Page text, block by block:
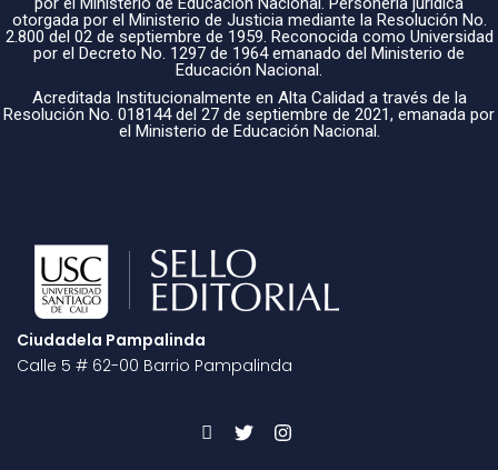
otorgada por el Ministerio de Justicia mediante la Resolución No.
2.800 del 02 de septiembre de 1959. Reconocida como Universidad
por el Decreto No. 1297 de 1964 emanado del Ministerio de
Educación Nacional.
Acreditada Institucionalmente en Alta Calidad a través de la
Resolución No. 018144 del 27 de septiembre de 2021, emanada por
el Ministerio de Educación Nacional.
Ciudadela Pampalinda
Calle 5 # 62-00 Barrio Pampalinda